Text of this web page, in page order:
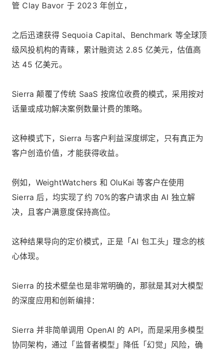
管 Clay Bavor 于 2023 年创立，
之后迅速获得 Sequoia Capital、Benchmark 等全球顶
级风投机构的青睐，累计融资达 2.85 亿美元，估值高
达 45 亿美元。
Sierra 颠覆了传统 SaaS 按席位收费的模式，采用按对
话量或成功解决案例数量计费的策略。
这种模式下，Sierra 与客户利益深度绑定，只有真正为
客户创造价值，才能获得收益。
例如，WeightWatchers 和 OluKai 等客户在使用
Sierra 后，均实现了约 70%的客户请求由 AI 独立解
决，且客户满意度保持高位。
这种结果导向的定价模式，正是「AI 包工头」理念的核
心体现。
Sierra 的技术壁垒也是非常明确的，那就是其对大模型
的深度应用和创新编排：
Sierra 并非简单调用 OpenAI 的 API，而是采用多模型
协同架构，通过「监督者模型」降低「幻觉」风险，确